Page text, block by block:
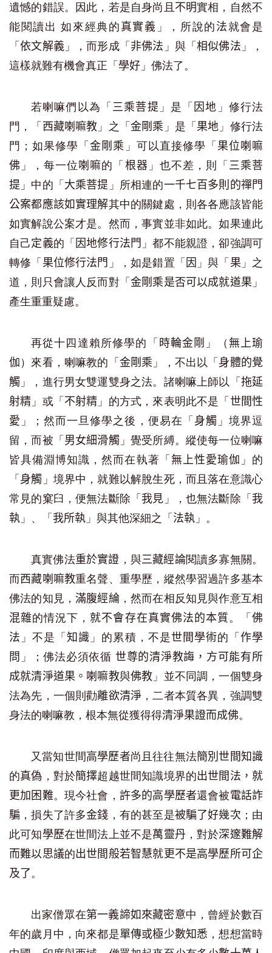
遺憾的錯誤。因此，若是自身尚且 不明實相，自然不
能閱讀出 如來經典的 真實義 」，所說的 法就會是
「依文解義」，而形成「 非佛法 」與「相似佛法 」，
這樣就難有機會真正「 學好 」佛法了。
若喇嘛們以為「 三乘菩提 」是「 因地 」修行法
門，「 西藏喇嘛教 」之「金剛乘 」是「 果地 」修行法
門；如果修學「金剛乘 」可以直接修學「 果位喇嘛
佛 」，每一位喇嘛的「 根器 」也不差，則「 三乘菩
提 」中的「 大乘菩提 」所相連的一千七百多則的禪門
公案都應該如實理解其中的關鍵處，則各各應該皆能
如實解說公案才是。然而，事實並非如此。如果連此
自己定義的「 因地修行法門 」都不能親證，卻強調可
轉修「 果位修行法門 」，如是錯置「 因 」與「 果 」之
道，則只會讓人反而對「 金剛乘是否可以成就道果 」
產生重重疑慮。
再從十四達賴所修學的「 時輪金剛 」（ 無上瑜
伽 ）來看，喇嘛教的「 金剛乘 」，不出以「 身體的覺
觸 」，進行男女雙運雙身之法。諸喇嘛上師以「 拖延
射精 」或「 不射精 」的方式，來表明此不是「 世間性
愛 」；然而一旦修學之後，便易在「 身觸 」境界逗
留，而被「 男女細滑觸 」覺受所縛。縱使每一位喇嘛
皆具備淵博知識，然而在執著「 無上性愛瑜伽 」的
「 身觸 」境界中，就難以解脫生死，而且落在意識心
常見的窠臼，便無法斷除「 我見 」，也無法斷除「 我
執 」、「 我所執 」與其他深細之「 法執 」。
真實佛法重於實證 ，與三藏經論閱讀多寡無關。
而西藏喇嘛教重名聲、重學歷，縱然學習過許多基本
佛法的知見，滿腹經綸，然而在相反知見與作意互相
混雜的情況下， 就不會存在真實佛法的本質。「佛
法 」不是「知識 」的累積，不是世間學術的「作學
問 」；佛法必須依循 世尊的清淨教誨，方可能有所
成就清淨道果。喇嘛教與佛教 」並不同調，一個雙身
法為先，一個則勸離欲清淨 ，二者本質各異，強調雙
身法的喇嘛教，根本無從獲得得清淨果證而成佛。
又當知世間高學歷者尚且往往無法簡別世間知識
的真偽 ，對於簡擇超越世間知識境界的出世間法，就
更加困難。現今社會， 許多的高學歷者還會被電話詐
騙 ，損失了許多金錢 ，有的甚至是被騙了好幾次 ；由
此可知學歷在世間法上並不是萬靈丹 ，對於深邃難解
而難以思議的出世間般若智慧就更不是高學歷所可企
及了。
出家僧眾在第一義諦如來藏密意中，曾經於數百
年的歲月中，向來都是單傳或極少數知悉 ，想想當時